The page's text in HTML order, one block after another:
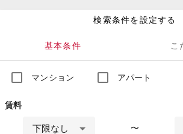
検索条件を設定する
基本条件 こ
マンション アパート
賃料
下限なし 〜